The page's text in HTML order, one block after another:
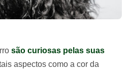
são curiosas pelas suas
aspectos como a cor da